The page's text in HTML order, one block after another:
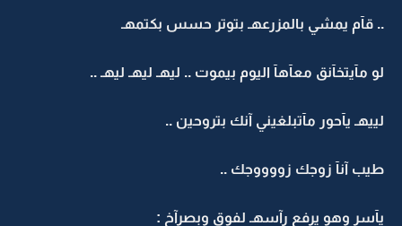
.. قآم يمشي بالمزرعهـ بتوتر حسس بكتمهـ
لو مآيتخآنق معآهآ اليوم بيموت .. ليهـ ليهـ ليهـ ..
لييهـ يآحور مآتبلغيني آنك بتروحين ..
طيب آنآ زوجك زووووجك ..
يآسر وهو يرفع رآسهـ لفوق وبصرآخ :